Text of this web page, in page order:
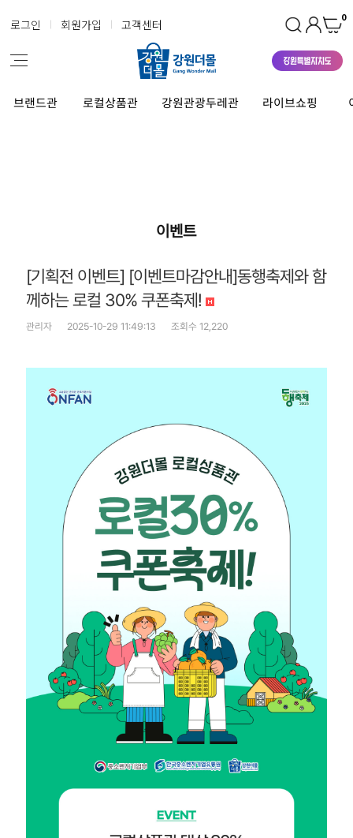
로그인 회원가입 고객센터 0
브랜드관 로컬상품관 강원관광두레관 라이브쇼핑
이벤트
[기획전 이벤트] [이벤트마감안내]동행축제와 함
께하는 로컬 30% 쿠폰축제!
관리자 2025-10-29 11:49:13 조회수 12,220